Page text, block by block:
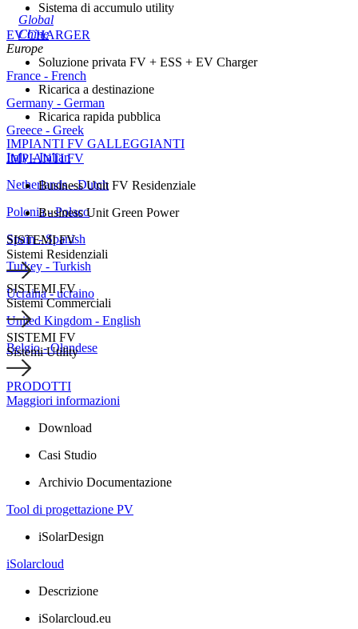
Global
Chine
Europe
France - French
Germany - German
Greece - Greek
Italy - Italian
Netherlands - Dutch
Polonia - Polaco
Spain - Spanish
Turkey - Turkish
Ucraina - ucraino
United Kingdom - English
Belgio - Olandese
Sistema di accumulo utility
EV CHARGER
Soluzione privata FV + ESS + EV Charger
Ricarica a destinazione
Ricarica rapida pubblica
IMPIANTI FV GALLEGGIANTI
IMPIANTI FV
Business Unit FV Residenziale
Business Unit Green Power
SISTEMI FV
Sistemi Residenziali
SISTEMI FV
Sistemi Commerciali
SISTEMI FV
Sistemi Utility
PRODOTTI
Maggiori informazioni
Download
Casi Studio
Archivio Documentazione
Tool di progettazione PV
iSolarDesign
iSolarcloud
Descrizione
iSolarcloud.eu